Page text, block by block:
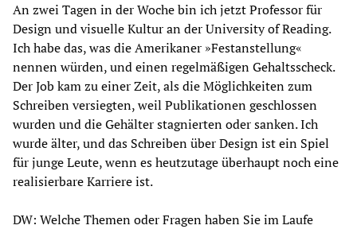
An zwei Tagen in der Woche bin ich jetzt Professor für
Design und visuelle Kultur an der University of Reading.
Ich habe das, was die Amerikaner »Festanstellung«
nennen würden, und einen regelmäßigen Gehaltsscheck.
Der Job kam zu einer Zeit, als die Möglichkeiten zum
Schreiben versiegten, weil Publikationen geschlossen
wurden und die Gehälter stagnierten oder sanken. Ich
wurde älter, und das Schreiben über Design ist ein Spiel
für junge Leute, wenn es heutzutage überhaupt noch eine
realisierbare Karriere ist.
DW: Welche Themen oder Fragen haben Sie im Laufe